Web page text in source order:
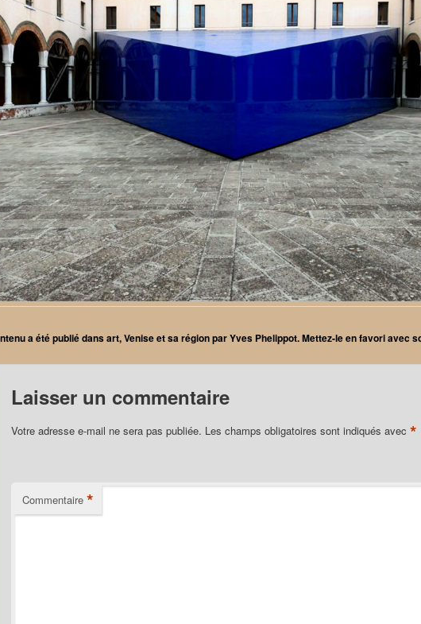
a été publié dansart,Venise et sa régionparYves Phelippot. Mettez-le en favori avec
Laisser un commentaire
Votre adresse e-mail ne sera pas publiée. Les champs obligatoires sont indiqués avec *
Commentaire *